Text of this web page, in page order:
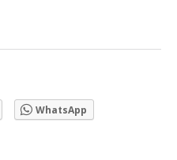
WhatsApp